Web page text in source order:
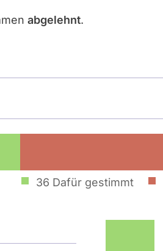
abgelehnt.
36 Dafür gestimmt